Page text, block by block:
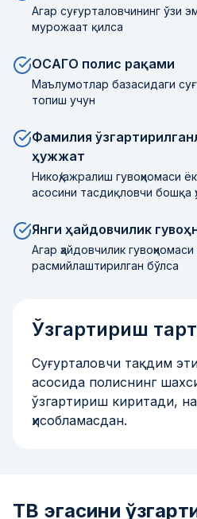
Агар суғурталовчининг ўзи
мурожаат қилса
ОСАГО полис рақами
Маълумотлар базасидаги
топиш учун
Фамилия
ҳужжат
Никоҳ/ажралиш гувоҳномаси
асосини тасдиқловчи бошқа
Янги ҳайдовчилик
Агар ҳайдовчилик
расмийлаштирилган бўлса
Ўзгартириш
Суғурталовчи тақдим
асосида полиснинг
ўзгартириш киритади,
ҳисобламасдан.
ТВ эгасини